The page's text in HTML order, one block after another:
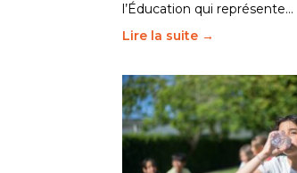
l’Éducation qui représente…
Lire la suite →